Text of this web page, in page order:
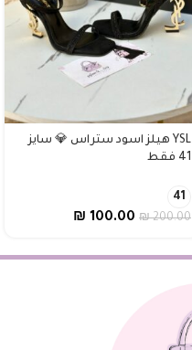
YSL هيلز اسود ستراس 💎 سايز
41 فقط
41
₪200.00
₪ 100.00